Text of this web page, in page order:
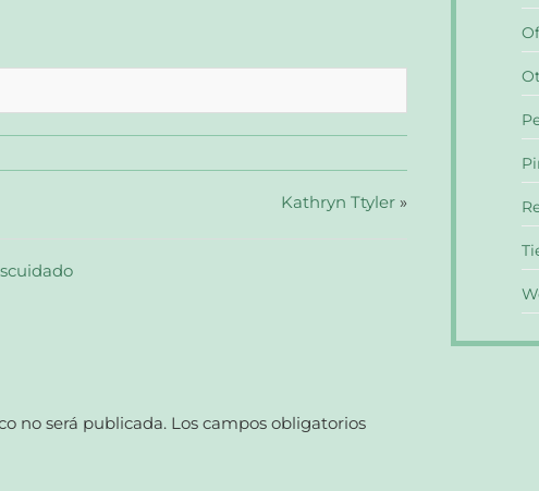
Kathryn Ttyler »
no será publicada. Los campos obligatorios